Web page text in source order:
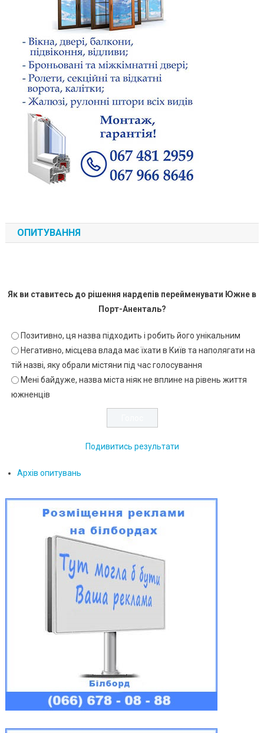
ОПИТУВАННЯ
Як ви ставитесь до рішення нардепів перейменувати Южне в
Порт-Аненталь?
Позитивно, ця назва підходить і робить його унікальним
Негативно, місцева влада має їхати в Київ та наполягати на
тій назві, яку обрали містяни під час голосування
Мені байдуже, назва міста ніяк не вплине на рівень життя
южненців
Подивитись результати
Архів опитувань